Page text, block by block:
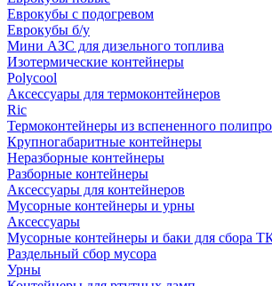
Еврокубы с подогревом
Еврокубы б/у
Мини АЗС для дизельного топлива
Изотермические контейнеры
Polycool
Аксессуары для термоконтейнеров
Ric
Термоконтейнеры из вспененного
Крупногабаритные контейнеры
Неразборные контейнеры
Разборные контейнеры
Аксессуары для контейнеров
Мусорные контейнеры и урны
Аксессуары
Мусорные контейнеры и баки для сбора
Раздельный сбор мусора
Урны